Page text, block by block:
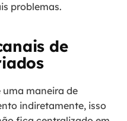
problemas.
de
uma maneira de
indiretamente, isso